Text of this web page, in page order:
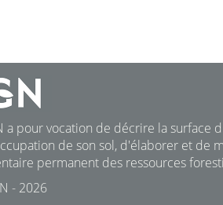
a pour vocation de décrire la surface
de son sol, d'élaborer et de
permanent des ressources
- 2026